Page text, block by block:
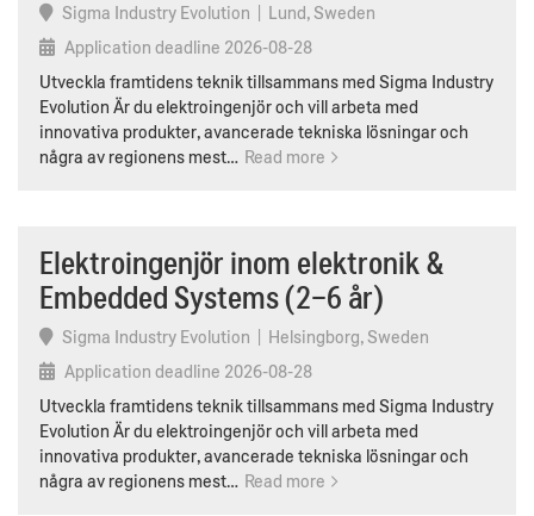
Sigma Industry Evolution
Lund, Sweden
Application deadline 2026-08-28
Utveckla framtidens teknik tillsammans med Sigma Industry
Evolution Är du elektroingenjör och vill arbeta med
innovativa produkter, avancerade tekniska lösningar och
några av regionens mest… Read more
Elektroingenjör inom elektronik &
Embedded Systems (2–6 år)
Sigma Industry Evolution
Helsingborg, Sweden
Application deadline 2026-08-28
Utveckla framtidens teknik tillsammans med Sigma Industry
Evolution Är du elektroingenjör och vill arbeta med
innovativa produkter, avancerade tekniska lösningar och
några av regionens mest… Read more